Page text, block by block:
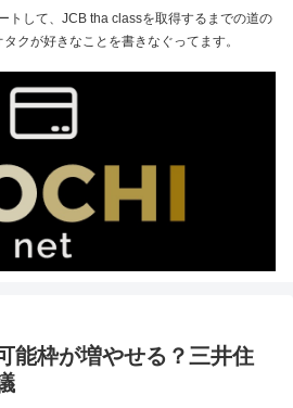
トして、JCB tha classを取得するまでの道の
クが好きなことを書きなぐってます。
能枠が増やせる？三井住